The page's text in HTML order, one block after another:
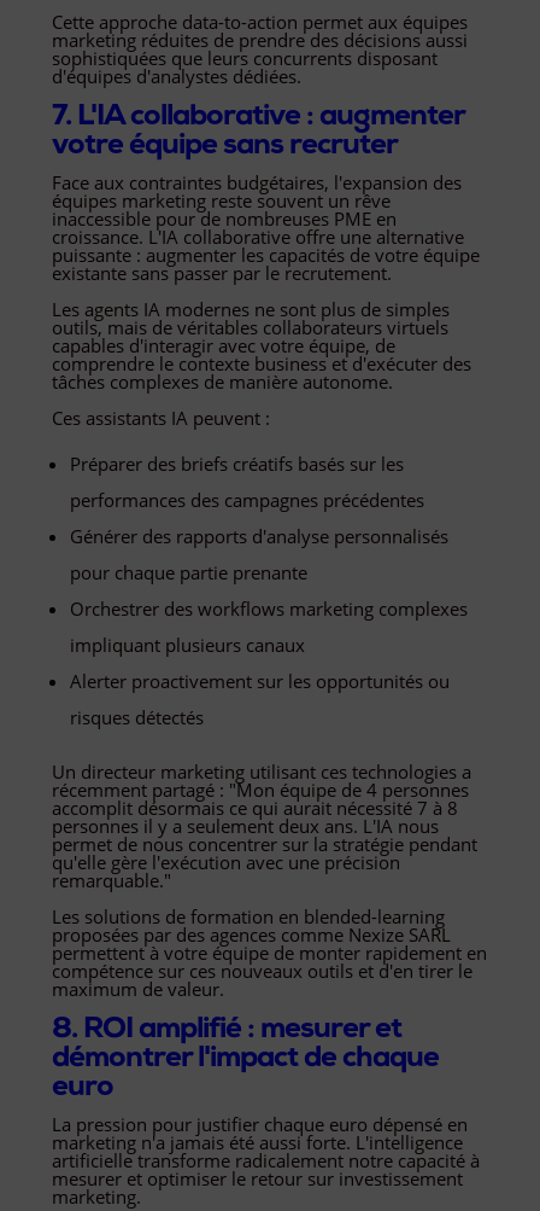
Cette approche data-to-action permet aux équipes
marketing réduites de prendre des décisions aussi
sophistiquées que leurs concurrents disposant
d'équipes d'analystes dédiées.
7. L'IA collaborative : augmenter
votre équipe sans recruter
Face aux contraintes budgétaires, l'expansion des
équipes marketing reste souvent un rêve
inaccessible pour de nombreuses PME en
croissance. L'IA collaborative offre une alternative
puissante : augmenter les capacités de votre équipe
existante sans passer par le recrutement.
Les agents IA modernes ne sont plus de simples
outils, mais de véritables collaborateurs virtuels
capables d'interagir avec votre équipe, de
comprendre le contexte business et d'exécuter des
tâches complexes de manière autonome.
Ces assistants IA peuvent :
Préparer des briefs créatifs basés sur les
performances des campagnes précédentes
Générer des rapports d'analyse personnalisés
pour chaque partie prenante
Orchestrer des workflows marketing complexes
impliquant plusieurs canaux
Alerter proactivement sur les opportunités ou
risques détectés
Un directeur marketing utilisant ces technologies a
récemment partagé : "Mon équipe de 4 personnes
accomplit désormais ce qui aurait nécessité 7 à 8
personnes il y a seulement deux ans. L'IA nous
permet de nous concentrer sur la stratégie pendant
qu'elle gère l'exécution avec une précision
remarquable."
Les solutions de formation en blended-learning
proposées par des agences comme Nexize SARL
permettent à votre équipe de monter rapidement en
compétence sur ces nouveaux outils et d'en tirer le
maximum de valeur.
8. ROI amplifié : mesurer et
démontrer l'impact de chaque
euro
La pression pour justifier chaque euro dépensé en
marketing n'a jamais été aussi forte. L'intelligence
artificielle transforme radicalement notre capacité à
mesurer et optimiser le retour sur investissement
marketing.